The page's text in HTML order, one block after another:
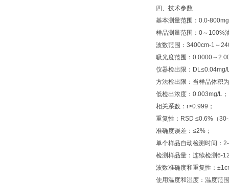
四、技术参数
基本测量范围：0.0-
样品测量范围：0～100%
波数范围：3400cm-1～
吸光度范围：0.0000～
仪器检出限：
方法检出限：当样品体积
低检出浓度：0.003mg/L；
相关系数：r>0.999；
重复性：RSD ≤0.6%（
准确度误差：≤2%；
单个样品自动检测时间：
检测样品量：连续检测6-
波数准确度和重复性：
使用温度和湿度：温度范